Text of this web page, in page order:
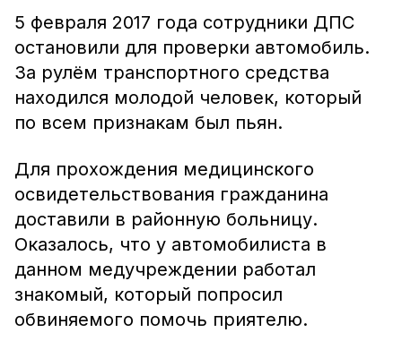
5 февраля 2017 года сотрудники ДПС
остановили для проверки автомобиль.
За рулём транспортного средства
находился молодой человек, который
по всем признакам был пьян.
Для прохождения медицинского
освидетельствования гражданина
доставили в районную больницу.
Оказалось, что у автомобилиста в
данном медучреждении работал
знакомый, который попросил
обвиняемого помочь приятелю.